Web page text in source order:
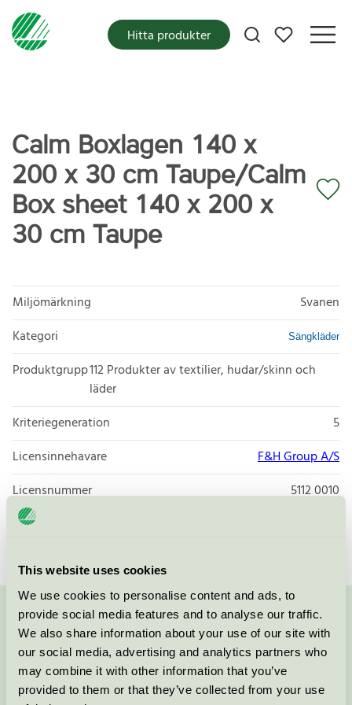
This website uses cookies
We use cookies to personalise content and ads, to
provide social media features and to analyse our traffic.
We also share information about your use of our site with
our social media, advertising and analytics partners who
may combine it with other information that you’ve
provided to them or that they’ve collected from your use
Mina favoriter
Hitta produkter
Calm Boxlagen 140 x
200 x 30 cm Taupe/Calm
Box sheet 140 x 200 x
30 cm Taupe
Miljömärkning
Svanen
Kategori
Sängkläder
Produktgrupp112 Produkter av textilier, hudar/skinn och
läder
Kriteriegeneration
5
Licensinnehavare
F&H Group A/S
Licensnummer
5112 0010
Varumärke
Kontakta oss på08-55 55 24 00eller via formuläret: